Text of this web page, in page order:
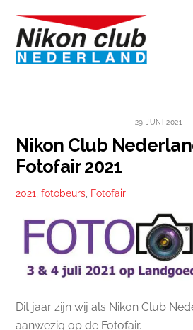
content
29 JUNI 2021
Nikon Club
Fotofair 2021
2021 ,fotobeurs Fotofair
Dit jaar zijn wij als Nikon Club
aanwezig op de Fotofair.